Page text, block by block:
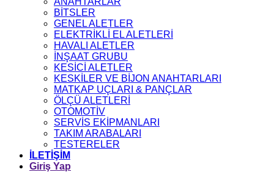
BİTSLER
GENEL ALETLER
ELEKTRİKLİ EL ALETLERİ
HAVALI ALETLER
İNŞAAT GRUBU
KESİCİ ALETLER
KESKİLER VE BİJON ANAHTARLARI
MATKAP UÇLARI & PANÇLAR
ÖLÇÜ ALETLERİ
OTOMOTİV
SERVİS EKİPMANLARI
TAKIM ARABALARI
TESTERELER
İLETİŞİM
Giriş Yap